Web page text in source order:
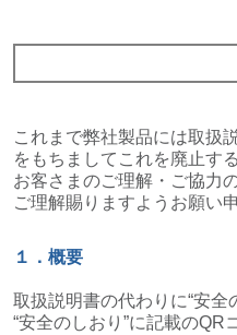
ノ
ジ
S
B
U
これまで弊社製品には取扱
をもちましてこれを廃止す
お客さまのご理解・ご協力
ご理解賜りますようお願い
１．概要
取扱説明書の代わりに“安全
“安全のしおり”に記載の